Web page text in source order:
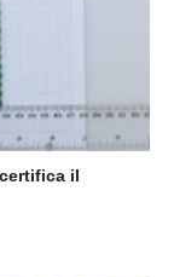
il